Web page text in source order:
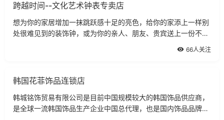
跨越时间--文化艺术钟表专卖店
想为你的家居增加一抹跳跃感十足的亮色，给你的家添上一样别
处很难见到的装饰钟，或为你的亲人、朋友、贵宾送上一份不同
66人关注
韩国花菲饰品连锁店
韩城铭饰贸易有限公司是目前中国规模较大的韩国饰品供应商，
是全球一流韩国饰品生产企业中国总代理，也是国内饰品品牌连